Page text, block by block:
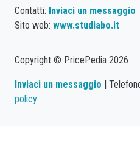
Contatti: Inviaci un messaggio
Sito web: www.studiabo.it
Copyright © PricePedia 2026
Inviaci un messaggio |
policy